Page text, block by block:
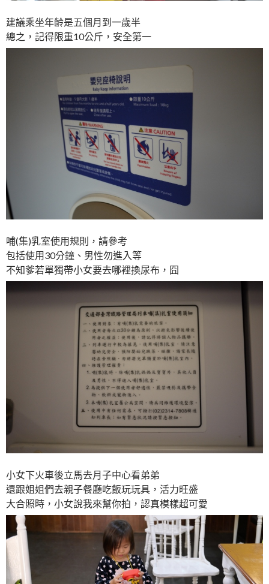
建議乘坐年齡是五個月到一歲半
總之，記得限重10公斤，安全第一
哺(集)乳室使用規則，請參考
包括使用30分鐘、男性勿進入等
不知爹若單獨帶小女要去哪裡換尿布，囧
小女下火車後立馬去月子中心看弟弟
還跟姐姐們去親子餐廳吃飯玩玩具，活力旺盛
大合照時，小女說我來幫你拍，認真模樣超可愛